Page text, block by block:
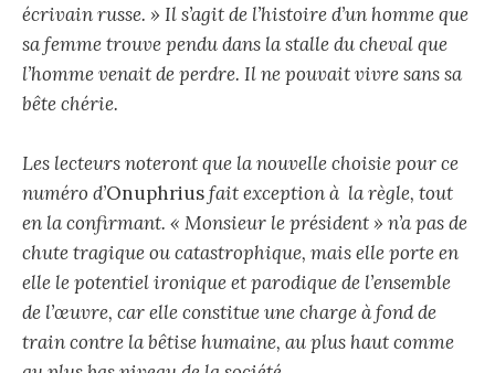
écrivain russe. » Il s’agit de l’histoire d’un homme que
sa femme trouve pendu dans la stalle du cheval que
l’homme venait de perdre. Il ne pouvait vivre sans sa
bête chérie.
Les lecteurs noteront que la nouvelle choisie pour ce
numéro d’Onuphriusfait exception à la règle, tout
en la confirmant. « Monsieur le président » n’a pas de
chute tragique ou catastrophique, mais elle porte en
elle le potentiel ironique et parodique de l’ensemble
de l’œuvre, car elle constitue une charge à fond de
train contre la bêtise humaine, au plus haut comme